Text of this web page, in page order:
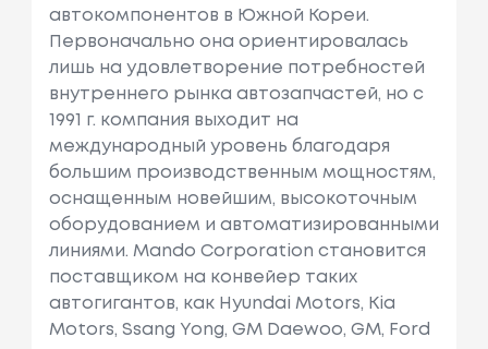
автокомпонентов в Южной Кореи.
Первоначально она ориентировалась
лишь на удовлетворение потребностей
внутреннего рынка автозапчастей, но с
1991 г. компания выходит на
международный уровень благодаря
большим производственным мощностям,
оснащенным новейшим, высокоточным
оборудованием и автоматизированными
линиями. Mando Corporation становится
поставщиком на конвейер таких
автогигантов, как Hyundai Motors, Kia
Motors, Ssang Yong, GM Daewoo, GM, Ford